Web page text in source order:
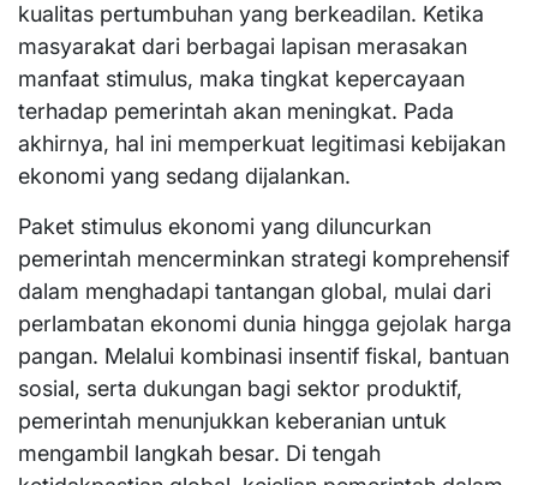
kualitas pertumbuhan yang berkeadilan. Ketika
masyarakat dari berbagai lapisan merasakan
manfaat stimulus, maka tingkat kepercayaan
terhadap pemerintah akan meningkat. Pada
akhirnya, hal ini memperkuat legitimasi kebijakan
ekonomi yang sedang dijalankan.
Paket stimulus ekonomi yang diluncurkan
pemerintah mencerminkan strategi komprehensif
dalam menghadapi tantangan global, mulai dari
perlambatan ekonomi dunia hingga gejolak harga
pangan. Melalui kombinasi insentif fiskal, bantuan
sosial, serta dukungan bagi sektor produktif,
pemerintah menunjukkan keberanian untuk
mengambil langkah besar. Di tengah